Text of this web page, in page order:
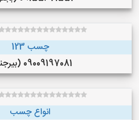
چسب 123
09009197081 (بیرجند )
انواع چسب